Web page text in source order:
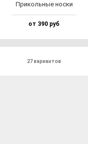
При­коль­ные нос­ки
от 390 руб
27 вариантов